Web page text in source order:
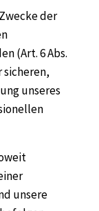
der
(Art. 6 Abs.
sicheren,
unseres
unsere